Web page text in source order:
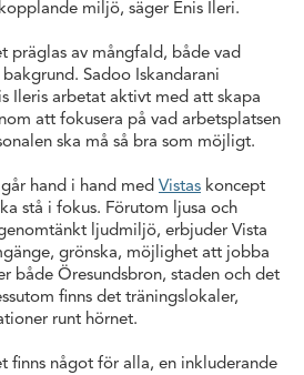
miljö, säger Enis Ileri.
präglas av mångfald, både vad
Sadoo Iskandarani
Ileris arbetat aktivt med att skapa
att fokusera på vad arbetsplatsen
ska må så bra som möjligt.
hand i hand med Vistas koncept
stå i fokus. Förutom ljusa och
ljudmiljö, erbjuder Vista
grönska, möjlighet att jobba
både Öresundsbron, staden och det
finns det träningslokaler,
runt hörnet.
finns något för alla, en inkluderande